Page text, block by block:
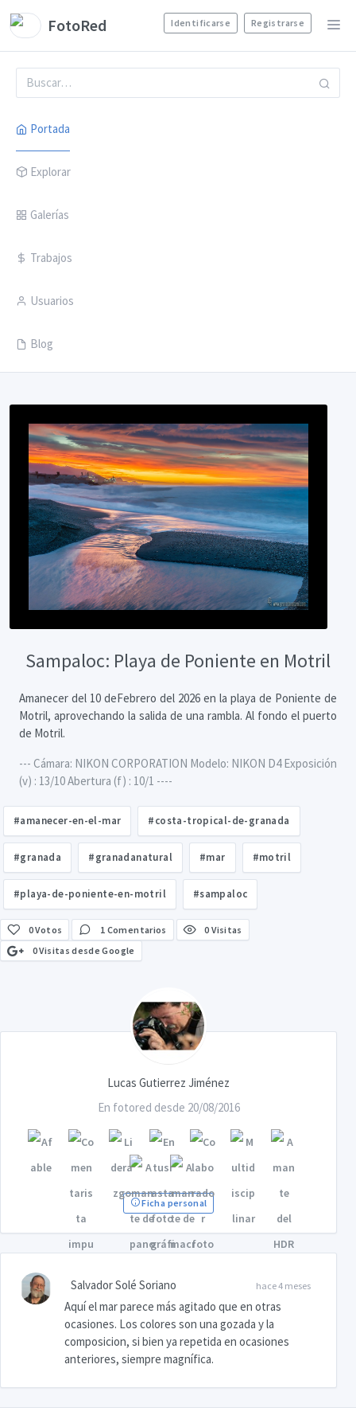
FotoRed Identificarse Registrarse
Portada
Explorar
Galerías
Trabajos
Usuarios
Blog
Sampaloc: Playa de Poniente en Motril
Amanecer del 10 deFebrero del 2026 en la playa de Poniente de
Motril, aprovechando la salida de una rambla. Al fondo el puerto
de Motril.
--- Cámara: NIKON CORPORATION Modelo: NIKON D4 Exposición
(v) : 13/10 Abertura (f) : 10/1 ----
#amanecer-en-el-mar #costa-tropical-de-granada
#granada #granadanatural #mar #motril
#playa-de-poniente-en-motril #sampaloc
0Votos 1 Comentarios
0 Visitas
0 Visitas desde Google
Lucas Gutierrez Jiménez
En fotored desde 20/08/2016
Ficha personal
hace 4 meses
Salvador Solé Soriano
Aquí el mar parece más agitado que en otras
ocasiones. Los colores son una gozada y la
composicion, si bien ya repetida en ocasiones
anteriores, siempre magnífica.